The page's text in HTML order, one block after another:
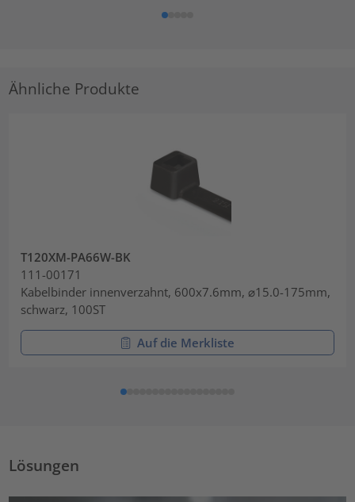
Ähnliche Produkte
T120XM-PA66W-BK
111-00171
Kabelbinder innenverzahnt, 600x7.6mm, ⌀15.0-175mm,
schwarz, 100ST
Auf die Merkliste
Lösungen